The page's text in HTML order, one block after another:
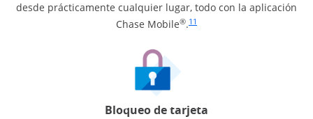
desde prácticamente cualquier lugar, todo con la aplicación
Chase Mobile®.
Enlace en la misma página a la
11
Bloqueo de tarjeta